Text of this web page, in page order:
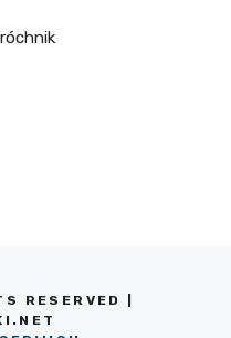
RESERVED |